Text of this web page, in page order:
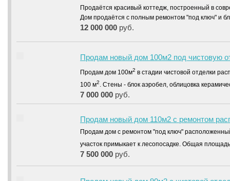
Продаётся красивый коттедж, построенный в
Дом продаётся с полным ремонтом "под ключ" и
12 000 000 руб.
Продам новый дом 100м2 под чистовую
Продам дом 100м2 в стадии чистовой отделки
100 м2. Стены - блок аэробел, облицовка
7 000 000 руб.
Продам новый дом 110м2 с ремонтом
Продам дом с ремонтом "под ключ"
участок примыкает к лесопосадке. Общая
7 500 000 руб.